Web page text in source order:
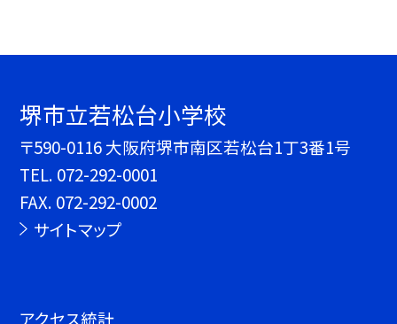
堺市立若松台小学校
〒590-0116 大阪府堺市南区若松台1丁3番1号
TEL. 072-292-0001
FAX. 072-292-0002
サイトマップ
アクセス統計